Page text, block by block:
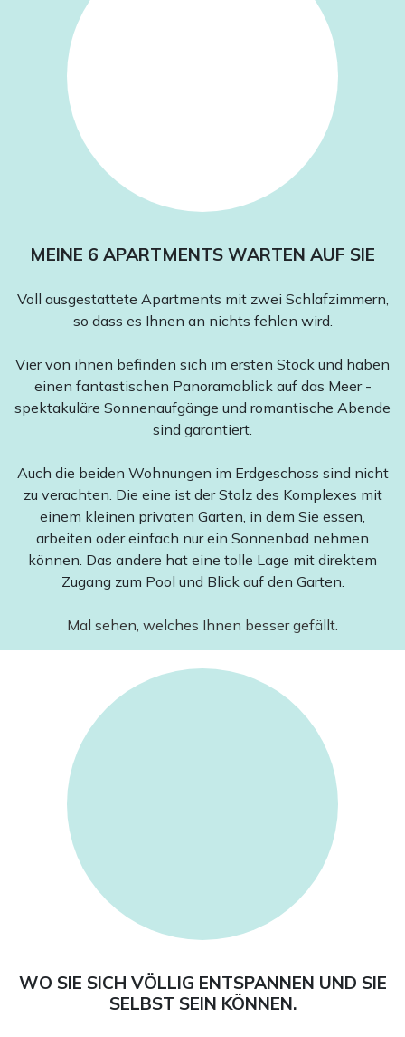
MEINE 6 APARTMENTS WARTEN AUF SIE
Voll ausgestattete Apartments mit zwei Schlafzimmern,
so dass es Ihnen an nichts fehlen wird.
Vier von ihnen befinden sich im ersten Stock und haben
einen fantastischen Panoramablick auf das Meer -
spektakuläre Sonnenaufgänge und romantische Abende
sind garantiert.
Auch die beiden Wohnungen im Erdgeschoss sind nicht
zu verachten. Die eine ist der Stolz des Komplexes mit
einem kleinen privaten Garten, in dem Sie essen,
arbeiten oder einfach nur ein Sonnenbad nehmen
können. Das andere hat eine tolle Lage mit direktem
Zugang zum Pool und Blick auf den Garten.
Mal sehen, welches Ihnen besser gefällt.
WO SIE SICH VÖLLIG ENTSPANNEN UND SIE
SELBST SEIN KÖNNEN.